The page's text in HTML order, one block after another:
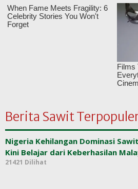
Berita Sawit
Nigeria Kehilangan Dominasi
Kini Belajar dari Keberhasilan
21421 Dilihat